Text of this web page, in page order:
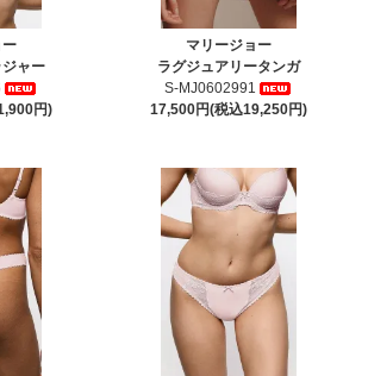
ー
ャー
円)
マリージョー
ラグジュアリータンガ
S-MJ0602991
17,500円(税込19,250円)